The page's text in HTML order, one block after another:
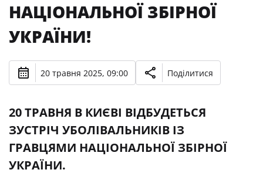
НАЦІОНАЛЬНОЇ ЗБІРНОЇ
УКРАЇНИ!
20 травня 2025, 09:00 Поділитися
20 ТРАВНЯ В КИЄВІ ВІДБУДЕТЬСЯ
ЗУСТРІЧ УБОЛІВАЛЬНИКІВ ІЗ
ГРАВЦЯМИ НАЦІОНАЛЬНОЇ ЗБІРНОЇ
УКРАЇНИ.